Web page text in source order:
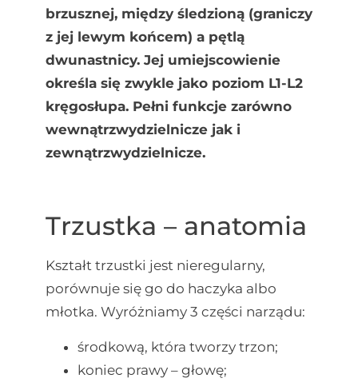
brzusznej, między śledzioną (graniczy
z jej lewym końcem) a pętlą
dwunastnicy. Jej umiejscowienie
określa się zwykle jako poziom L1-L2
kręgosłupa. Pełni funkcje zarówno
wewnątrzwydzielnicze jak i
zewnątrzwydzielnicze.
Trzustka – anatomia
Kształt trzustki jest nieregularny,
porównuje się go do haczyka albo
młotka. Wyróżniamy 3 części narządu:
środkową, która tworzy trzon;
koniec prawy – głowę;